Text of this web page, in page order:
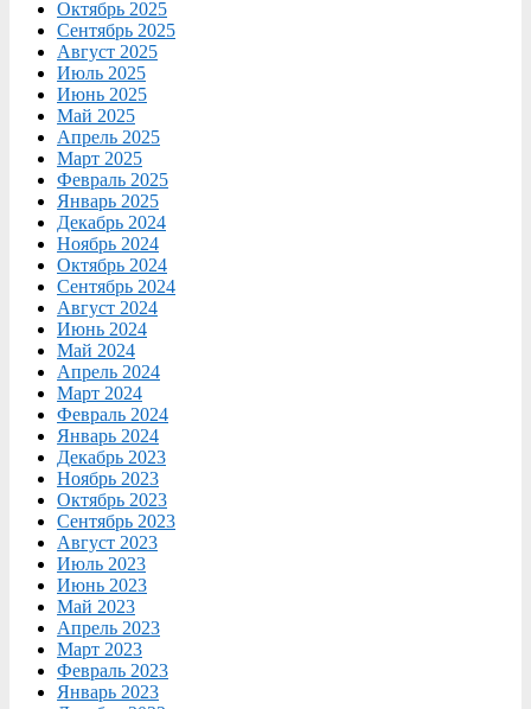
Октябрь 2025
Сентябрь 2025
Август 2025
Июль 2025
Июнь 2025
Май 2025
Апрель 2025
Март 2025
Февраль 2025
Январь 2025
Декабрь 2024
Ноябрь 2024
Октябрь 2024
Сентябрь 2024
Август 2024
Июнь 2024
Май 2024
Апрель 2024
Март 2024
Февраль 2024
Январь 2024
Декабрь 2023
Ноябрь 2023
Октябрь 2023
Сентябрь 2023
Август 2023
Июль 2023
Июнь 2023
Май 2023
Апрель 2023
Март 2023
Февраль 2023
Январь 2023